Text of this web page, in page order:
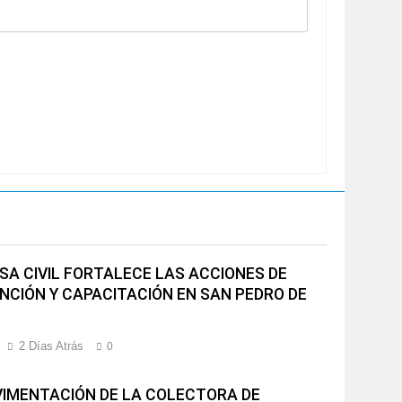
CIVIL FORTALECE LAS ACCIONES DE
Y CAPACITACIÓN EN SAN PEDRO DE
2 Días Atrás 0
DE LA COLECTORA DE